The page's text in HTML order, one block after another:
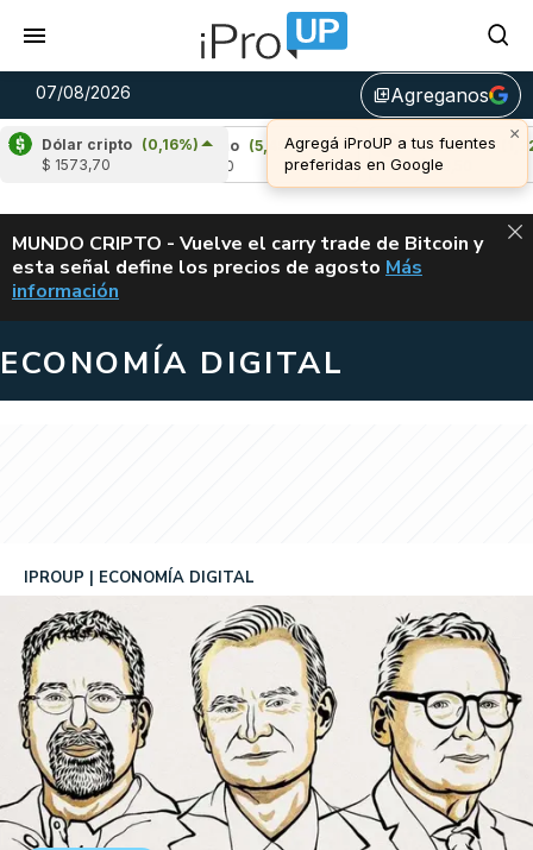
07/08/2026 library_addAgreganos
×
Agregá iProUP a tus fuentes
preferidas en Google
Dólar cripto (0,16%)
$ 1573,70
Cardano
(5,49%)
Avalanche (1,22%)
u$s 6,50
ALERTA
MUNDO CRIPTO - Vuelve el carry trade de Bitcoin y
esta señal define los precios de agosto VUELVE EL
Más
información
ECONOMÍA DIGITAL
IPROUP ECONOMÍA DIGITAL